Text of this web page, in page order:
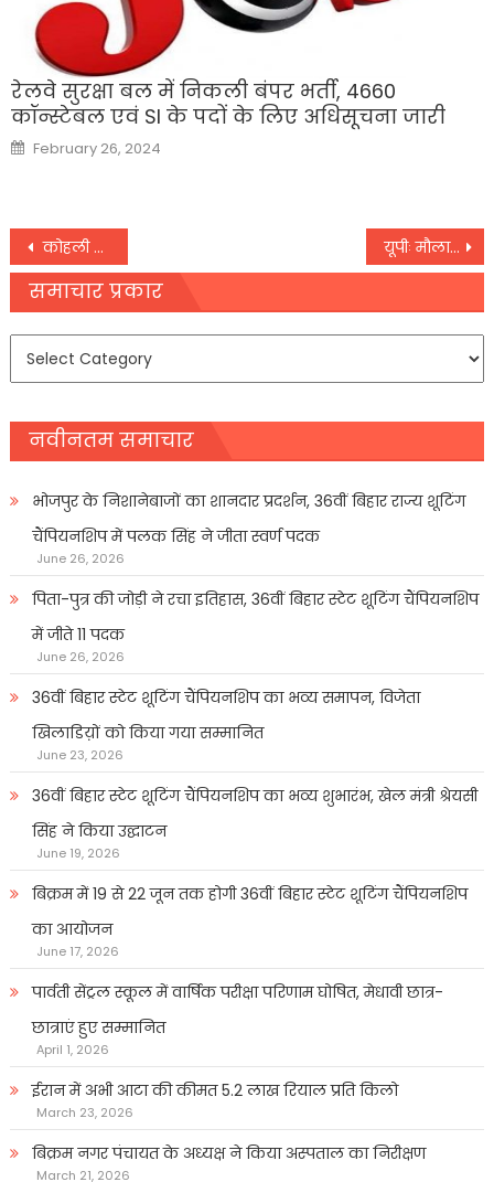
रेलवे सुरक्षा बल में निकली बंपर भर्ती, 4660
कॉन्स्टेबल एवं SI के पदों के लिए अधिसूचना जारी
Posted
on
February 26, 2024
Post
navigation
कोहली ने दिए टेस्ट टीम में बदलाव के संकेत, टीम को है सही माइंडसेट वाले लोगों की जरूरत यूपीः मौलानाओं ने कबूला- लालच देकर करवाते थे धर्मांतरण, जांच में आईं चौंकाने वालीं बातें
समाचार प्रकार
नवीनतम समाचार
भोजपुर के निशानेबाजों का शानदार प्रदर्शन, 36वीं बिहार राज्य शूटिंग
चैंपियनशिप में पलक सिंह ने जीता स्वर्ण पदक
June 26, 2026
पिता-पुत्र की जोड़ी ने रचा इतिहास, 36वीं बिहार स्टेट शूटिंग चैंपियनशिप
में जीते 11 पदक
June 26, 2026
36वीं बिहार स्टेट शूटिंग चैंपियनशिप का भव्य समापन, विजेता
खिलाडिय़ों को किया गया सम्मानित
June 23, 2026
36वीं बिहार स्टेट शूटिंग चैंपियनशिप का भव्य शुभारंभ, खेल मंत्री श्रेयसी
सिंह ने किया उद्घाटन
June 19, 2026
बिक्रम में 19 से 22 जून तक होगी 36वीं बिहार स्टेट शूटिंग चैंपियनशिप
का आयोजन
June 17, 2026
पार्वती सेंट्रल स्कूल में वार्षिक परीक्षा परिणाम घोषित, मेधावी छात्र-
छात्राएं हुए सम्मानित
April 1, 2026
ईरान में अभी आटा की कीमत 5.2 लाख रियाल प्रति किलो
March 23, 2026
बिक्रम नगर पंचायत के अध्यक्ष ने किया अस्पताल का निरीक्षण
March 21, 2026